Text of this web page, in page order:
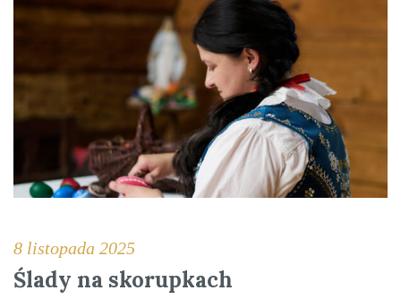
8 listopada 2025
Ślady na skorupkach